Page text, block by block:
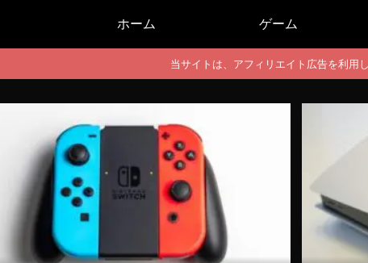
ホーム ゲーム
当サイトは、アフィリエイト広告を利用し